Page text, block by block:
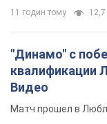
11 годин тому 12,7
"Динамо" с
квалификации
Видео
Матч прошел в